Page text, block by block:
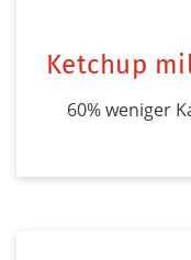
Ketchup
60% weniger